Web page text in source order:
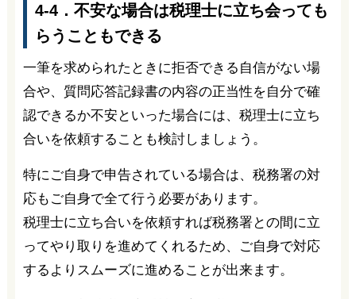
4-4．不安な場合は税理士に立ち会っても
らうこともできる
一筆を求められたときに拒否できる自信がない場
合や、質問応答記録書の内容の正当性を自分で確
認できるか不安といった場合には、税理士に立ち
合いを依頼することも検討しましょう。
特にご自身で申告されている場合は、税務署の対
応もご自身で全て行う必要があります。
税理士に立ち合いを依頼すれば税務署との間に立
ってやり取りを進めてくれるため、ご自身で対応
するよりスムーズに進めることが出来ます。